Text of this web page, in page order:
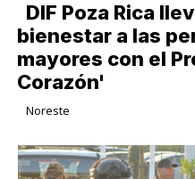
DIF Poza Rica
bienestar a las
mayores con el
Corazón'
Noreste